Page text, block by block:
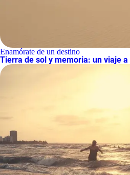
Enamórate de un destino
Tierra de sol y memoria: un viaje a